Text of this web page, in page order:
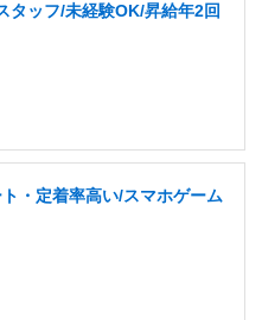
タッフ/未経験OK/昇給年2回
・定着率高い/スマホゲーム